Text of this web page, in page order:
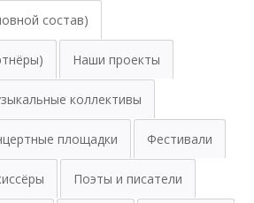
состав)
Наши проекты
коллективы
площадки Фестивали
Поэты и писатели